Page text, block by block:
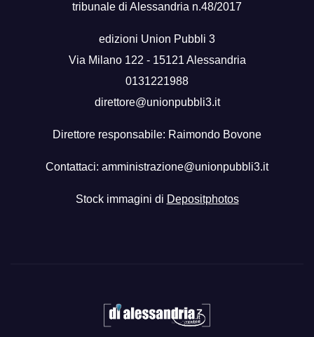
tribunale di Alessandria n.48/2017
edizioni Union Pubbli 3
Via Milano 122 - 15121 Alessandria
0131221988
direttore@unionpubbli3.it
Direttore responsabile: Raimondo Bovone
Contattaci: amministrazione@unionpubbli3.it
Stock immagini di Depositphotos